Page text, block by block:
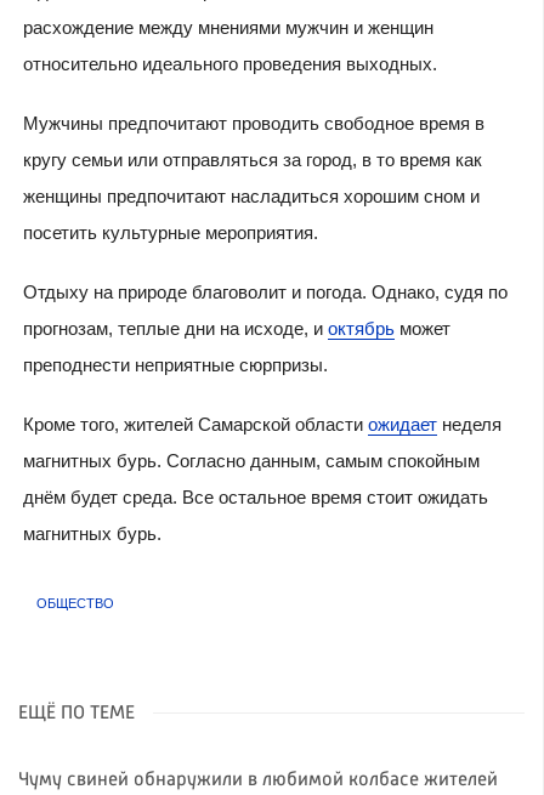
расхождение между мнениями мужчин и женщин
относительно идеального проведения выходных.
Мужчины предпочитают проводить свободное время в
кругу семьи или отправляться за город, в то время как
женщины предпочитают насладиться хорошим сном и
посетить культурные мероприятия.
Отдыху на природе благоволит и погода. Однако, судя по
прогнозам, теплые дни на исходе, и октябрьможет
преподнести неприятные сюрпризы.
Кроме того, жителей Самарской области ожидаетнеделя
магнитных бурь. Согласно данным, самым спокойным
днём будет среда. Все остальное время стоит ожидать
магнитных бурь.
ОБЩЕСТВО
ЕЩЁ ПО ТЕМЕ
Чуму свиней обнаружили в любимой колбасе жителей